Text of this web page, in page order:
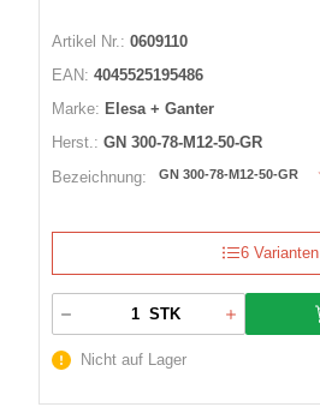
Artikel Nr.: 0609110
EAN: 4045525195486
Marke: Elesa + Ganter
Herst.: GN 300-78-M12-50-GR
Bezeichnung:
GN 300-78-M12-50-GR
6 Varianten
STK
Nicht auf Lager